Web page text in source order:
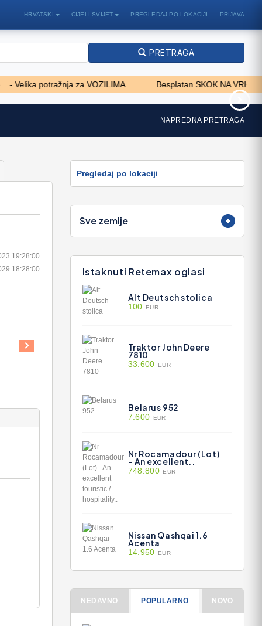
HRVATSKI CIJELI SVIJET PREGLEDAJ PO LOKACIJI PRIJAVA
PRETRAGA
za VOZILIMA Besplatan SKOK NA VRH
Traktor FENDT 209PNAPREDNA PRETRAGA
19:28:00
18:28:00
Pregledaj po lokaciji
Sve zemlje
Istaknuti Retemax oglasi
Alt Deutsch stolica
100 EUR
Traktor John Deere
7810
33.600 EUR
Belarus 952
7.600 EUR
Nr Rocamadour (Lot)
- An excellent..
748.800 EUR
Nissan Qashqai 1.6
Acenta
14.950 EUR
NEDAVNO POPULARNO NOVO